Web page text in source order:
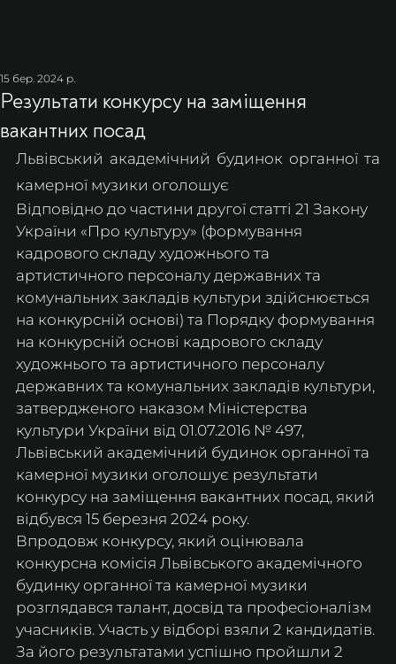
Результати конкурсу на заміщення
вакантних посад
15 бер. 2024 р.
Львівський академічний будинок органної та
камерної музики оголошує
Відповідно до частини другої статті 21 Закону
України «Про культуру» (формування
кадрового складу художнього та
артистичного персоналу державних та
комунальних закладів культури здійснюється
на конкурсній основі) та Порядку формування
на конкурсній основі кадрового складу
художнього та артистичного персоналу
державних та комунальних закладів культури,
затвердженого наказом Міністерства
культури України від 01.07.2016 № 497,
Львівський академічний будинок органної та
камерної музики оголошує результати
конкурсу на заміщення вакантних посад, який
відбувся 15 березня 2024 року.
Впродовж конкурсу, який оцінювала
конкурсна комісія Львівського академічного
будинку органної та камерної музики
розглядався талант, досвід та професіоналізм
учасників. Участь у відборі взяли 2 кандидатів.
За його результатами успішно пройшли 2